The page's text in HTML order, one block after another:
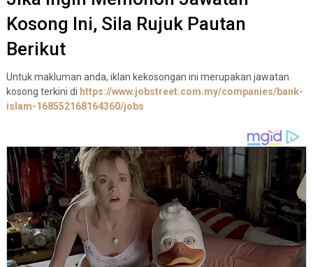
Kosong Ini, Sila Rujuk Pautan
Berikut
Untuk makluman anda, iklan kekosongan ini merupakan jawatan
kosong terkini di https://www.jobstreet.com.my/companies/bank-
islam-168552168164360/jobs